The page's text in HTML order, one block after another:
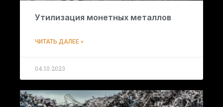
Утилизация монетных металлов
ЧИТАТЬ ДАЛЕЕ »
04.10.2023